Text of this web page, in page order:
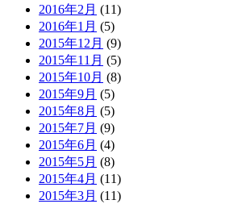
2016年2月 (11)
2016年1月 (5)
2015年12月 (9)
2015年11月 (5)
2015年10月 (8)
2015年9月 (5)
2015年8月 (5)
2015年7月 (9)
2015年6月 (4)
2015年5月 (8)
2015年4月 (11)
2015年3月 (11)